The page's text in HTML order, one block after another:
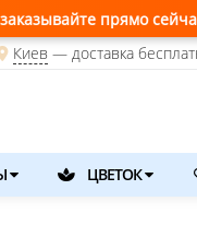
сейчас ✨
Киев— доставка
ЦВЕТОК